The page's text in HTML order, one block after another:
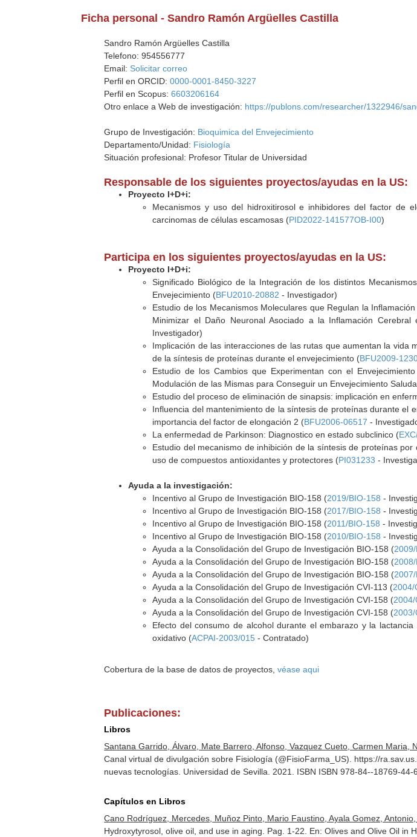
Ficha personal - Sandro Ramón Argüelles Castilla
Sandro Ramón Argüelles Castilla
Telefono: 954556777
Email: Solicitar correo
Perfil en ORCID:0000-0001-8450-3227
Perfil en Scopus:6603206164
Otro enlace a Web de investigación: https://publons.com/researcher/1322946/
Grupo de Investigación: Bioquimica del Envejecimiento
Departamento/Unidad: Fisiología
Situación profesional: Profesor Titular de Universidad
Responsable de los siguientes proyectos/ayudas en la US:
Proyecto I+D+i:
Mecanismos y uso del hidroxitirosol e inhibidores del factor de
carcinomas de células escamosas (PID2022-141577OB-I00)
Participa en los siguientes proyectos/ayudas en la US:
Proyecto I+D+i:
Significado Biológico de la Integración de los distintos
Envejecimiento (BFU2010-20882 - Investigador)
Estudio de los Mecanismos Moleculares que Regulan la
Minimizar el Daño Neuronal Asociado a la Inflamación
Investigador)
Implicación de las interacciones de las rutas que aumentan la
de la síntesis de proteínas durante el envejecimiento (BFU2009-
Estudio de los Cambios que Experimentan con el
Modulación de las Mismas para Conseguir un Envejecimiento
Estudio del proceso de eliminación de sinapsis: implicación en
Influencia del mantenimiento de la síntesis de proteínas durante el
importancia del factor de elongación 2 (BFU2006-06517 -
La enfermedad de Parkinson: Diagnostico en estado subclinico (
Estudio del mecanismo de inhibición de la síntesis de proteínas
uso de compuestos antioxidantes y protectores (PI031233 -
Ayuda a la investigación:
Incentivo al Grupo de Investigación BIO-158 (2019/BIO-158 -
Incentivo al Grupo de Investigación BIO-158 (2017/BIO-158 -
Incentivo al Grupo de Investigación BIO-158 (2011/BIO-158 -
Incentivo al Grupo de Investigación BIO-158 (2010/BIO-158 -
Ayuda a la Consolidación del Grupo de Investigación BIO-158 (
Ayuda a la Consolidación del Grupo de Investigación BIO-158 (
Ayuda a la Consolidación del Grupo de Investigación BIO-158 (
Ayuda a la Consolidación del Grupo de Investigación CVI-113 (2004/
Ayuda a la Consolidación del Grupo de Investigación CVI-158 (2004/
Ayuda a la Consolidación del Grupo de Investigación CVI-158 (2003/
Efecto del consumo de alcohol durante el embarazo y la
oxidativo (ACPAI-2003/015 - Contratado)
Cobertura de la base de datos de proyectos,véase aqui
Publicaciones:
Libros
Santana Garrido, Álvaro, Mate Barrero, Alfonso, Vazquez Cueto, Carmen
Canal virtual de divulgación sobre Fisiología (@FisioFarma_US). https://
nuevas tecnologías. Universidad de Sevilla. 2021. ISBN ISBN 978-84--18769-44-6
Capítulos en Libros
Cano Rodríguez, Mercedes, Muñoz Pinto, Mario Faustino, Ayala Gomez,
Hydroxytyrosol, olive oil, and use in aging. Pag. 1-22. En: Olives and Olive Oil in